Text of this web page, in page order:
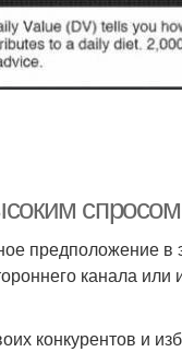
предположение в
канала
конкурентов и